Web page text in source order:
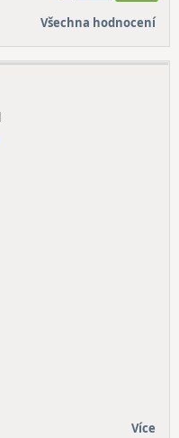
Všechna hodnocení
Více